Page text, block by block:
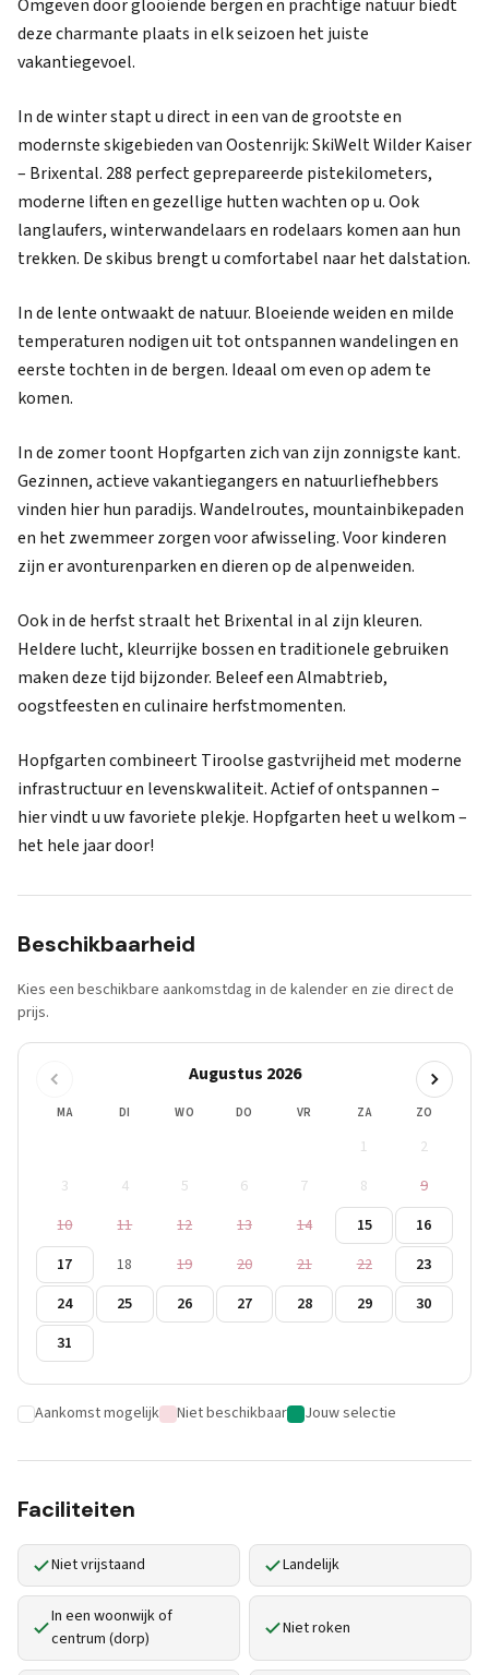
Omgeven door glooiende bergen en prachtige natuur biedt
deze charmante plaats in elk seizoen het juiste
vakantiegevoel.
In de winter stapt u direct in een van de grootste en
modernste skigebieden van Oostenrijk: SkiWelt Wilder Kaiser
– Brixental. 288 perfect geprepareerde pistekilometers,
moderne liften en gezellige hutten wachten op u. Ook
langlaufers, winterwandelaars en rodelaars komen aan hun
trekken. De skibus brengt u comfortabel naar het dalstation.
In de lente ontwaakt de natuur. Bloeiende weiden en milde
temperaturen nodigen uit tot ontspannen wandelingen en
eerste tochten in de bergen. Ideaal om even op adem te
komen.
In de zomer toont Hopfgarten zich van zijn zonnigste kant.
Gezinnen, actieve vakantiegangers en natuurliefhebbers
vinden hier hun paradijs. Wandelroutes, mountainbikepaden
en het zwemmeer zorgen voor afwisseling. Voor kinderen
zijn er avonturenparken en dieren op de alpenweiden.
Ook in de herfst straalt het Brixental in al zijn kleuren.
Heldere lucht, kleurrijke bossen en traditionele gebruiken
maken deze tijd bijzonder. Beleef een Almabtrieb,
oogstfeesten en culinaire herfstmomenten.
Hopfgarten combineert Tiroolse gastvrijheid met moderne
infrastructuur en levenskwaliteit. Actief of ontspannen –
hier vindt u uw favoriete plekje. Hopfgarten heet u welkom –
het hele jaar door!
Beschikbaarheid
Kies een beschikbare aankomstdag in de kalender en zie direct de
prijs.
Augustus 2026
MA DI WO DO VR ZA ZO
1
2
3
4 5 6 7 8
9
10
11 12 13 14 15
16
17
18 19 20 21 22
23
24
25 26 27 28 29
30
31
Aankomst mogelijk Niet beschikbaar Jouw selectie
Faciliteiten
Niet vrijstaand Landelijk
In een woonwijk of
centrum (dorp)
Niet roken